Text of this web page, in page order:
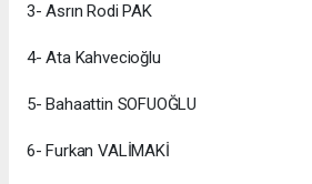
3- Asrın Rodi PAK
4- Ata Kahvecioğlu
5- Bahaattin SOFUOĞLU
6- Furkan VALİMAKİ